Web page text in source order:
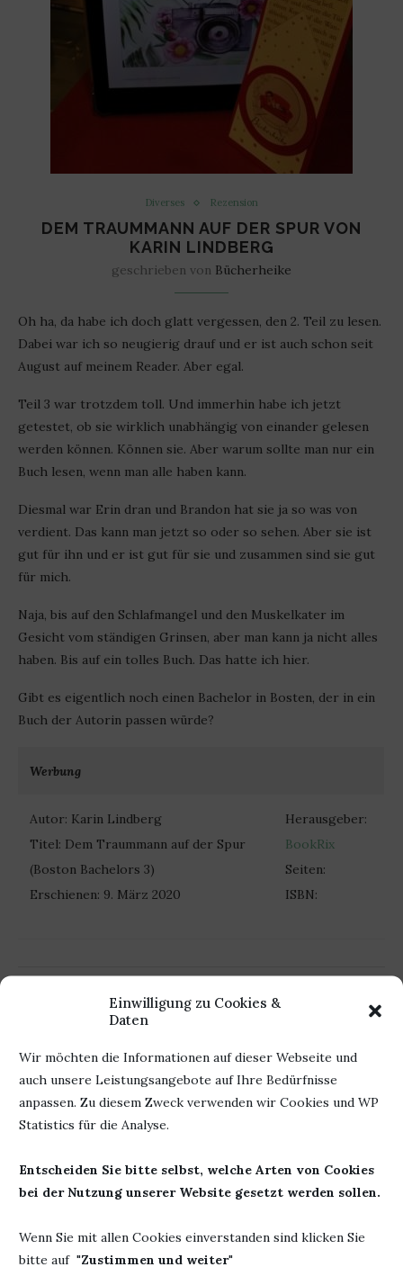
Einwilligung zu Cookies &
Daten
Wir möchten die Informationen auf dieser Webseite und
auch unsere Leistungsangebote auf Ihre Bedürfnisse
anpassen. Zu diesem Zweck verwenden wir Cookies und WP
Statistics für die Analyse.
Entscheiden Sie bitte selbst, welche Arten von Cookies
bei der Nutzung unserer Website gesetzt werden sollen.
Wenn Sie mit allen Cookies einverstanden sind klicken Sie
bitte auf "Zustimmen und weiter"
Diverses Rezension
DEM TRAUMMANN AUF DER SPUR VON
KARIN LINDBERG
geschrieben von Bücherheike
Oh ha, da habe ich doch glatt vergessen, den 2. Teil zu lesen.
Dabei war ich so neugierig drauf und er ist auch schon seit
August auf meinem Reader. Aber egal.
Teil 3 war trotzdem toll. Und immerhin habe ich jetzt
getestet, ob sie wirklich unabhängig von einander gelesen
werden können. Können sie. Aber warum sollte man nur ein
Buch lesen, wenn man alle haben kann.
Diesmal war Erin dran und Brandon hat sie ja so was von
verdient. Das kann man jetzt so oder so sehen. Aber sie ist
gut für ihn und er ist gut für sie und zusammen sind sie gut
für mich.
Naja, bis auf den Schlafmangel und den Muskelkater im
Gesicht vom ständigen Grinsen, aber man kann ja nicht alles
haben. Bis auf ein tolles Buch. Das hatte ich hier.
Gibt es eigentlich noch einen Bachelor in Bosten, der in ein
Buch der Autorin passen würde?
Werbung
Autor: Karin Lindberg
Titel: Dem Traummann auf der Spur
(Boston Bachelors 3)
Erschienen: 9. März 2020
Herausgeber:
BookRix
Seiten:
ISBN: